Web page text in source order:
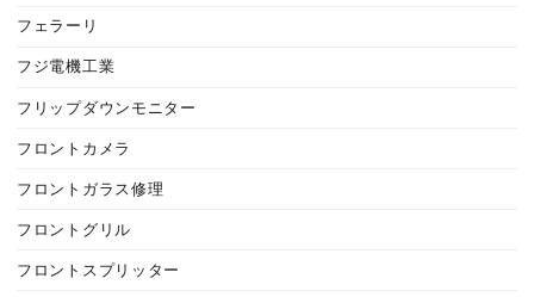
フェラーリ
フジ電機工業
フリップダウンモニター
フロントカメラ
フロントガラス修理
フロントグリル
フロントスプリッター